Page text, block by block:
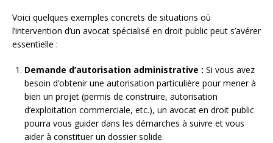
Voici quelques exemples concrets de situations où
l’intervention d’un avocat spécialisé en droit public peut s’avérer
essentielle :
Demande d’autorisation administrative : Si vous avez
besoin d’obtenir une autorisation particulière pour mener à
bien un projet (permis de construire, autorisation
d’exploitation commerciale, etc.), un avocat en droit public
pourra vous guider dans les démarches à suivre et vous
aider à constituer un dossier solide.